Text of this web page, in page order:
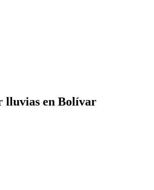
lluvias en Bolívar